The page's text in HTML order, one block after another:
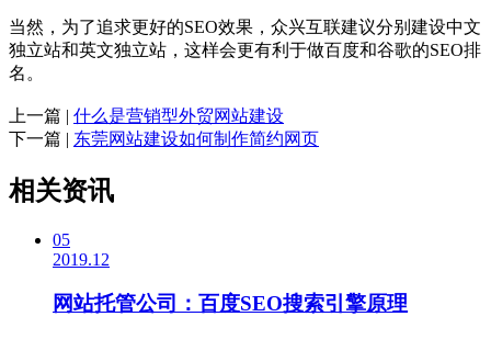
当然，为了追求更好的SEO效果，众兴互联建议分别建设中文
独立站和英文独立站，这样会更有利于做百度和谷歌的SEO排
名。
上一篇 | 什么是营销型外贸网站建设
下一篇 | 东莞网站建设如何制作简约网页
相关资讯
05
2019.12
网站托管公司：百度SEO搜索引擎原理